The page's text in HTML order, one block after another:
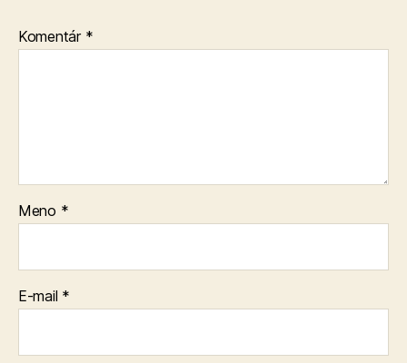
Komentár *
Meno *
E-mail *